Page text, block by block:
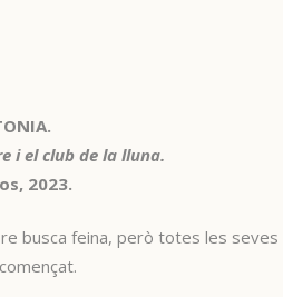
i el club de la lluna.
2023.
busca feina, però totes les